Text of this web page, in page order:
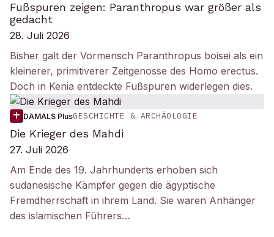
Fußspuren zeigen: Paranthropus war größer als
gedacht
28. Juli 2026
Bisher galt der Vormensch Paranthropus boisei als ein
kleinerer, primitiverer Zeitgenosse des Homo erectus.
Doch in Kenia entdeckte Fußspuren widerlegen dies.
DAMALS PlusGESCHICHTE & ARCHÄOLOGIE
Die Krieger des Mahdi
27. Juli 2026
Am Ende des 19. Jahrhunderts erhoben sich
sudanesische Kämpfer gegen die ägyptische
Fremdherrschaft in ihrem Land. Sie waren Anhänger
des islamischen Führers…